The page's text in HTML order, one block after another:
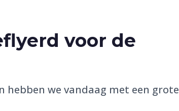
voor de
hebben we vandaag met een grote